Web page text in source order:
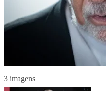
3 imagens